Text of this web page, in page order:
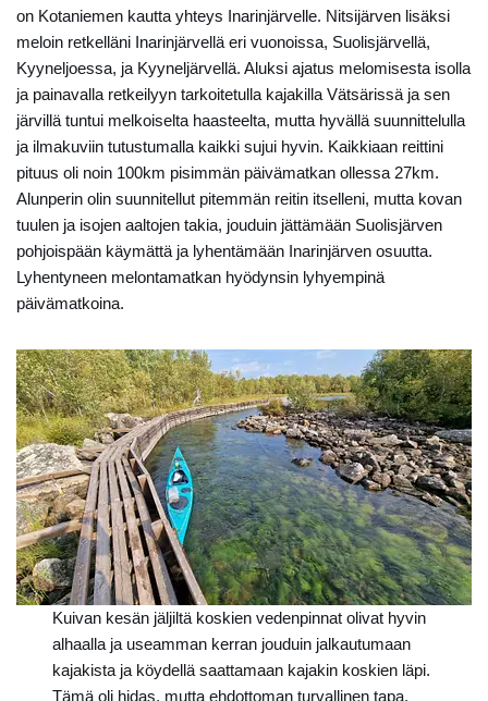
on Kotaniemen kautta yhteys Inarinjärvelle. Nitsijärven lisäksi
meloin retkelläni Inarinjärvellä eri vuonoissa, Suolisjärvellä,
Kyyneljoessa, ja Kyyneljärvellä. Aluksi ajatus melomisesta isolla
ja painavalla retkeilyyn tarkoitetulla kajakilla Vätsärissä ja sen
järvillä tuntui melkoiselta haasteelta, mutta hyvällä suunnittelulla
ja ilmakuviin tutustumalla kaikki sujui hyvin. Kaikkiaan reittini
pituus oli noin 100km pisimmän päivämatkan ollessa 27km.
Alunperin olin suunnitellut pitemmän reitin itselleni, mutta kovan
tuulen ja isojen aaltojen takia, jouduin jättämään Suolisjärven
pohjoispään käymättä ja lyhentämään Inarinjärven osuutta.
Lyhentyneen melontamatkan hyödynsin lyhyempinä
päivämatkoina.
Kuivan kesän jäljiltä koskien vedenpinnat olivat hyvin
alhaalla ja useamman kerran jouduin jalkautumaan
kajakista ja köydellä saattamaan kajakin koskien läpi.
Tämä oli hidas, mutta ehdottoman turvallinen tapa.